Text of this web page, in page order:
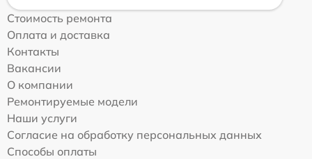
Стоимость ремонта
Оплата и доставка
Контакты
Вакансии
О компании
Ремонтируемые модели
Наши услуги
Согласие на обработку персональных данных
Способы оплаты